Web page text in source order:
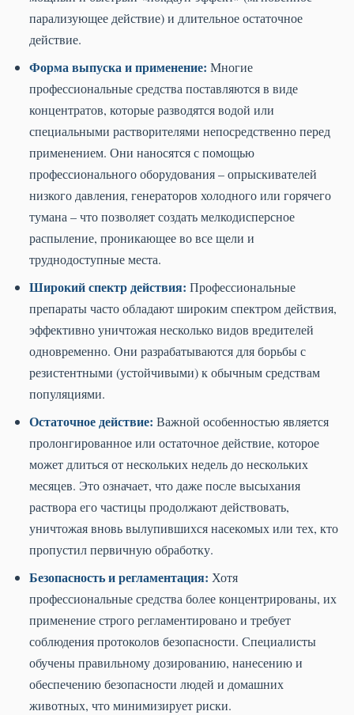
парализующее действие) и длительное остаточное
действие.
Форма выпуска и применение: Многие
профессиональные средства поставляются в виде
концентратов, которые разводятся водой или
специальными растворителями непосредственно перед
применением. Они наносятся с помощью
профессионального оборудования – опрыскивателей
низкого давления, генераторов холодного или горячего
тумана – что позволяет создать мелкодисперсное
распыление, проникающее во все щели и
труднодоступные места.
Широкий спектр действия: Профессиональные
препараты часто обладают широким спектром действия,
эффективно уничтожая несколько видов вредителей
одновременно. Они разрабатываются для борьбы с
резистентными (устойчивыми) к обычным средствам
популяциями.
Остаточное действие: Важной особенностью является
пролонгированное или остаточное действие, которое
может длиться от нескольких недель до нескольких
месяцев. Это означает, что даже после высыхания
раствора его частицы продолжают действовать,
уничтожая вновь вылупившихся насекомых или тех, кто
пропустил первичную обработку.
Безопасность и регламентация: Хотя
профессиональные средства более концентрированы, их
применение строго регламентировано и требует
соблюдения протоколов безопасности. Специалисты
обучены правильному дозированию, нанесению и
обеспечению безопасности людей и домашних
животных, что минимизирует риски.